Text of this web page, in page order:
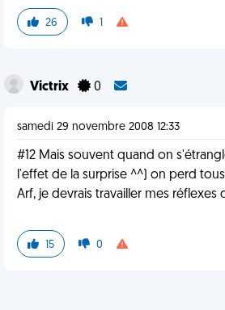
26 1
Victrix 0
samedi 29 novembre 2008 12:33
#12 Mais souvent quand on
l'effet de la surprise ^^) on perd
Arf, je devrais travailler mes réflexes
15 0